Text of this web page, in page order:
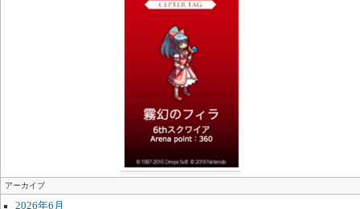
アーカイブ
2026年6月